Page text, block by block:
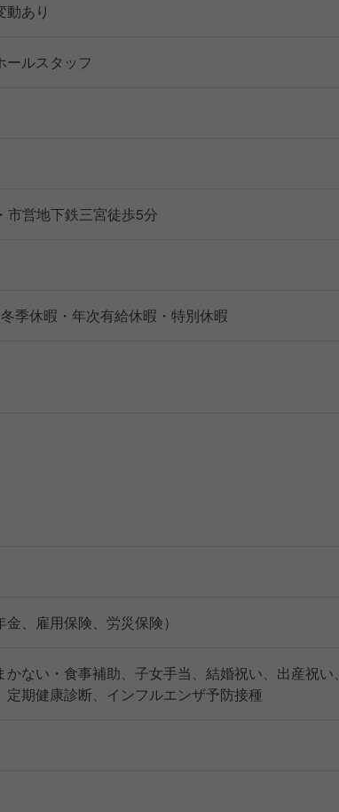
動あり
ールスタッフ
市営地下鉄三宮徒歩5分
季休暇・年次有給休暇・特別休暇
、雇用保険、労災保険）
ない・食事補助、子女手当、結婚祝い、出産祝い、
定期健康診断、インフルエンザ予防接種